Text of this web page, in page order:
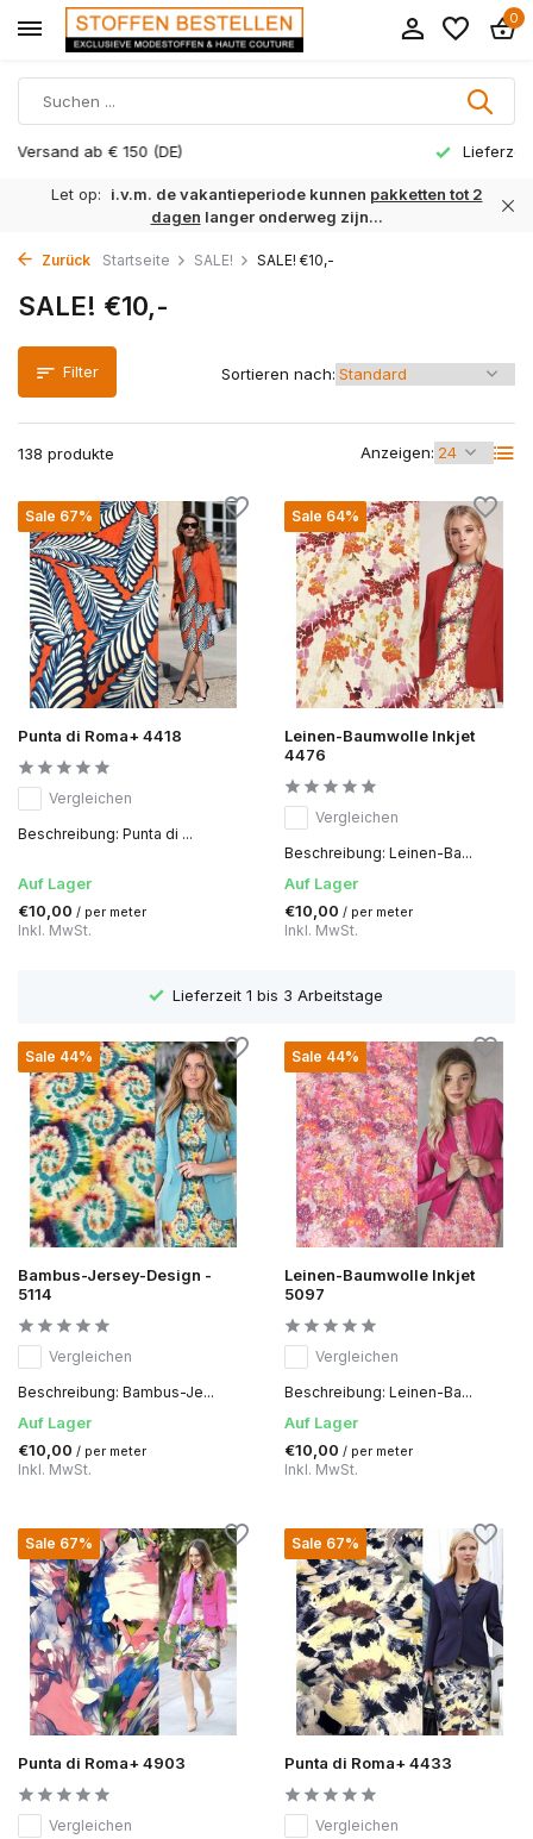
0
Lieferzeit 1 bis 3 Arbeitstage
Let op: i.v.m. de vakantieperiode kunnen pakketten tot 2
dagen langer onderweg zijn...
Zurück Startseite SALE! SALE! €10,-
SALE! €10,-
Filter
138 produkte Anzeigen:
Sortieren nach:
Sale 67%
Punta di Roma+ 4418
Vergleichen
Beschreibung: Punta di ...
Auf Lager
€10,00 / per meter
Inkl. MwSt.
Sale 64%
Leinen-Baumwolle Inkjet
4476
Vergleichen
Beschreibung: Leinen-Ba...
Auf Lager
€10,00 / per meter
Inkl. MwSt.
Lieferzeit 1 bis 3 Arbeitstage
Sale 44%
Bambus-Jersey-Design -
5114
Vergleichen
Beschreibung: Bambus-Je...
Auf Lager
€10,00 / per meter
Inkl. MwSt.
Sale 44%
Leinen-Baumwolle Inkjet
5097
Vergleichen
Beschreibung: Leinen-Ba...
Auf Lager
€10,00 / per meter
Inkl. MwSt.
Sale 67%
Punta di Roma+ 4903
Vergleichen
Sale 67%
Punta di Roma+ 4433
Vergleichen